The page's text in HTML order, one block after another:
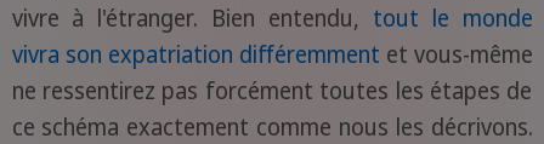
vivre à l'étranger. Bien entendu, tout le monde
vivra son expatriation différemment et vous-même
ne ressentirez pas forcément toutes les étapes de
ce schéma exactement comme nous les décrivons.